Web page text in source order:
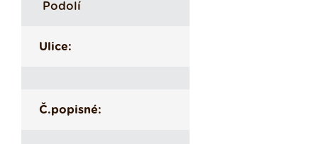
Podolí
Ulice:
Č.popisné: